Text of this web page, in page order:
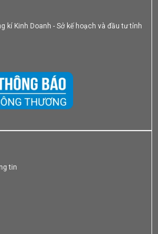
kí Kinh Doanh - Sở kế hoạch và đầu tư tỉnh
tin